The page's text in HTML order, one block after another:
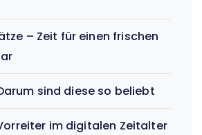
– Zeit für einen frischen
sind diese so beliebt
im digitalen Zeitalter